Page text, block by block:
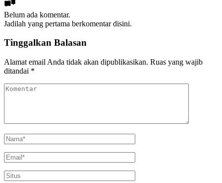
Belum ada komentar.
Jadilah yang pertama berkomentar disini.
Tinggalkan Balasan
Alamat email Anda tidak akan dipublikasikan. Ruas yang wajib
ditandai *